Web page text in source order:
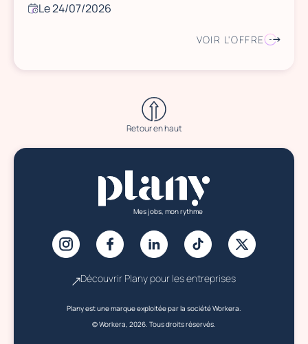
Le 24/07/2026
VOIR L'OFFRE
Retour en haut
Mes jobs, mon rythme
Découvrir Plany pour les entreprises
Plany est une marque exploitée par la société Workera.
© Workera, 2026. Tous droits réservés.